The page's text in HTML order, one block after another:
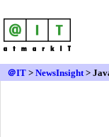
＠IT > NewsInsight>